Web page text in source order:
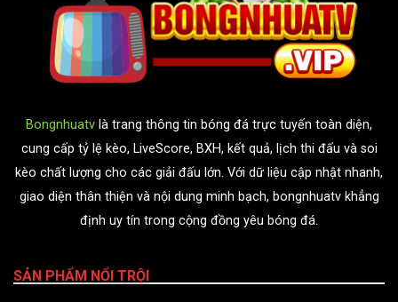
Bongnhuatv là trang thông tin bóng đá trực tuyến toàn diện,
cung cấp tỷ lệ kèo, LiveScore, BXH, kết quả, lịch thi đấu và soi
kèo chất lượng cho các giải đấu lớn. Với dữ liệu cập nhật nhanh,
giao diện thân thiện và nội dung minh bạch, bongnhuatv khẳng
định uy tín trong cộng đồng yêu bóng đá.
SẢN PHẨM NỔI TRỘI